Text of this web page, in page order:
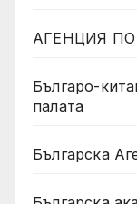
АГЕНЦИЯ
Българо-
палата
Българска